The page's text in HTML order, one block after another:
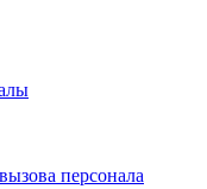
персонала